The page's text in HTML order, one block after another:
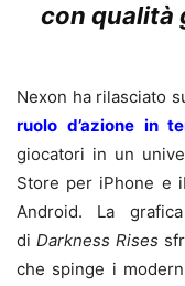
con qualità
Nexon ha rilasciato
ruolo d’azione in
giocatori in un
Store per iPhone e
Android. La
diDarkness Rises
che spinge i